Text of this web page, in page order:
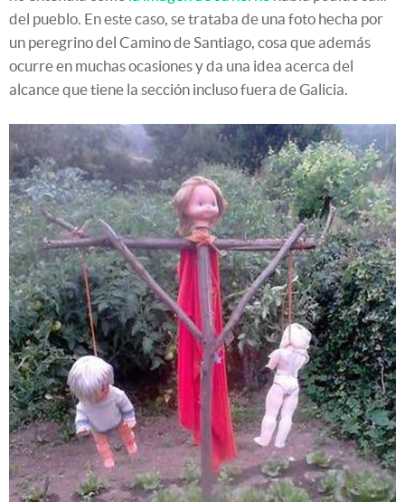
del pueblo. En este caso, se trataba de una foto hecha por
un peregrino del Camino de Santiago, cosa que además
ocurre en muchas ocasiones y da una idea acerca del
alcance que tiene la sección incluso fuera de Galicia.